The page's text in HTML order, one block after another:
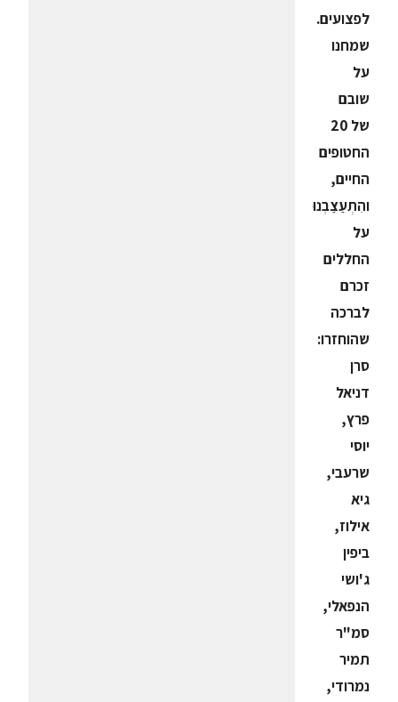
לפצועים.
שמחנו
על
שובם
של 20
החטופים
החיים,
והִתְעַצַבְנוּ
על
החללים
זכרם
לברכה
שהוחזרו:
סרן
דניאל
פרץ,
יוסי
שרעבי,
גיא
אילוז,
ביפין
ג'ושי
הנפאלי,
סמ"ר
תמיר
נמרודי,